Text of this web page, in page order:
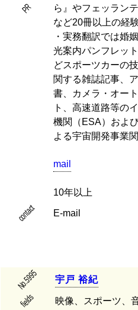
PR
ら』やフェッラン
など20冊以上の経
・実務翻訳では婚
光案内パンフレッ
どスポーツカーの
関する雑誌記事、
書、カメラ・オー
ト、高速道路等の
機関（ESA）およ
よる宇宙開発事業
mail
10年以上
contact E-mail
No.5995 宇 戸 裕紀
fields 映像、スポーツ、